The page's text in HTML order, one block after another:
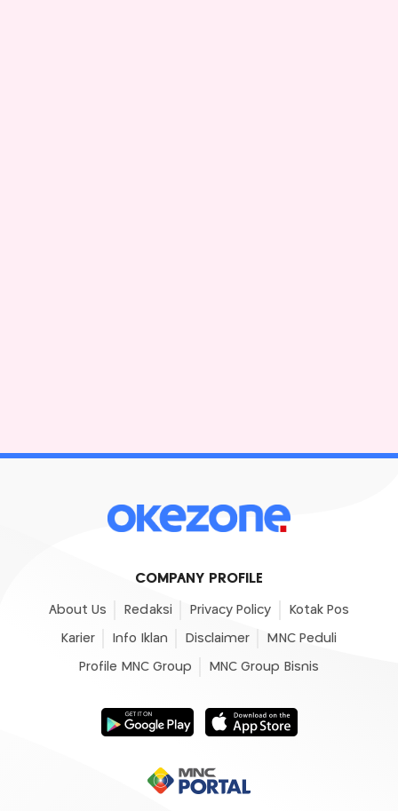
COMPANY PROFILE
About Us Redaksi Privacy Policy Kotak Pos
Karier Info Iklan Disclaimer MNC Peduli
Profile MNC Group MNC Group Bisnis